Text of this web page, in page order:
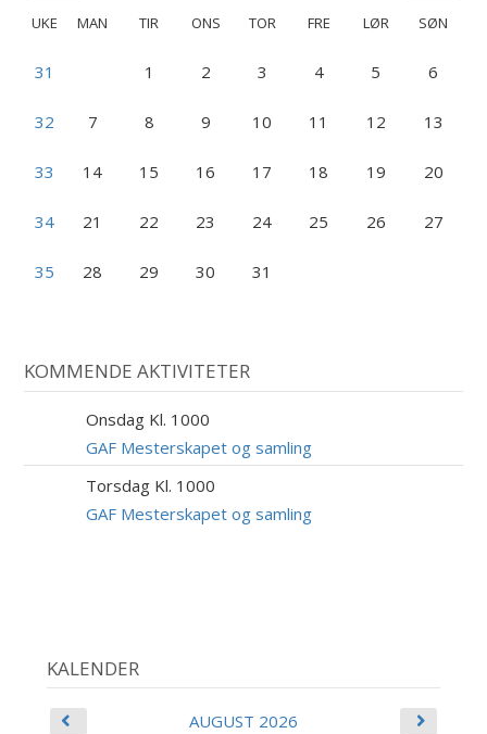
UKE MAN TIR ONS TOR FRE LØR SØN
31 1 2 3 4 5 6
32 7 8 9 10 11 12 13
33 14 15 16 17 18 19 20
34 21 22 23 24 25 26 27
35 28 29 30 31
KOMMENDE AKTIVITETER
Onsdag Kl. 1000
GAF Mesterskapet og samling
Torsdag Kl. 1000
GAF Mesterskapet og samling
KALENDER
AUGUST 2026